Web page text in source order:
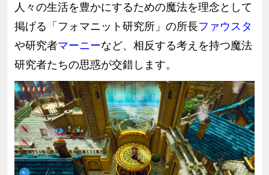
人々の生活を豊かにするための魔法を理念として
掲げる「フォマニット研究所」の所長ファウスタ
や研究者マーニーなど、相反する考えを持つ魔法
研究者たちの思惑が交錯します。